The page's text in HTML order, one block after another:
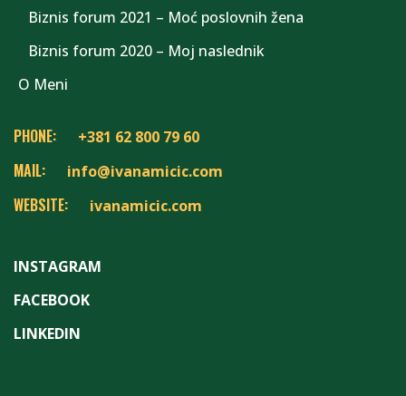
Biznis forum 2021 – Moć poslovnih žena
Biznis forum 2020 – Moj naslednik
O Meni
PHONE: +381 62 800 79 60
MAIL: info@ivanamicic.com
WEBSITE: ivanamicic.com
INSTAGRAM
FACEBOOK
LINKEDIN